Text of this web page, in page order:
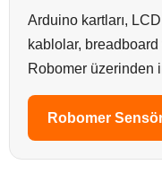
Arduino kartları,
kablolar,
Robomer üzerinden
Robomer